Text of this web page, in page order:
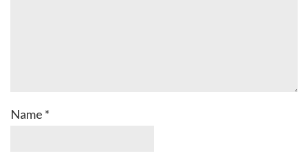
Name *